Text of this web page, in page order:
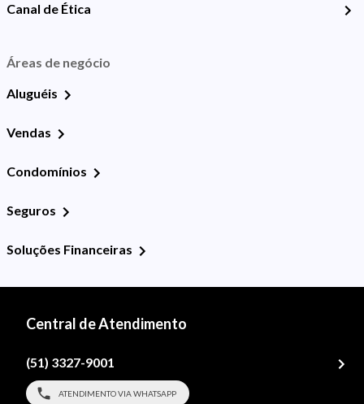
Canal de Ética
Áreas de negócio
Aluguéis
Vendas
Condomínios
Seguros
Soluções Financeiras
Central de Atendimento
(51) 3327-9001
ATENDIMENTO VIA WHATSAPP